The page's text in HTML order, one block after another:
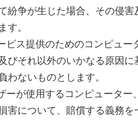
紛争が生じた場合、その侵
す。
ビス提供のためのコンピュー
びそれ以外のいかなる原因
わないものとします。
ーが使用するコンピュータ
害について、賠償する義務